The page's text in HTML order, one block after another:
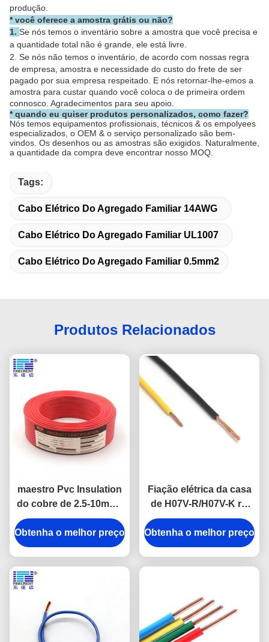
produção.
* você oferece a amostra grátis ou não?
1. Se nós temos o inventário sobre a amostra que você precisa e
a quantidade total não é grande, ele está livre.
2. Se nós não temos o inventário, de acordo com nossas regra
de empresa, amostra e necessidade do custo do frete de ser
pagado por sua empresa respeitado. E nós retornar-lhe-emos a
amostra para custar quando você coloca o de primeira ordem
connosco. Agradecimentos para seu apoio.
* quando eu quiser produtos personalizados, como fazer?
Nós temos equipamentos profissionais, técnicos & os empolyees
especializados, o OEM & o serviço personalizado são bem-
vindos. Os desenhos ou as amostras são exigidos. Naturalmente,
a quantidade da compra deve encontrar nosso MOQ.
Tags:
Cabo Elétrico Do Agregado Familiar 14AWG
Cabo Elétrico Do Agregado Familiar UL1007
Cabo Elétrico Do Agregado Familiar 0.5mm2
Produtos Relacionados
maestro Pvc Insulation
do cobre de 2.5-10mm2
H07 V-K Household
Electrical Cable
Obtenha o melhor preço
Fiação elétrica da casa
de H07V-R/H07V-K rv,
1,5 ao gancho 185mm2
flexível acima do fio
Obtenha o melhor preço